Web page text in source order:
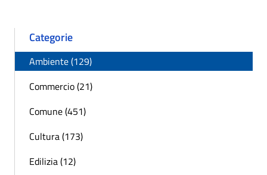
Categorie
Ambiente (129)
Commercio (21)
Comune (451)
Cultura (173)
Edilizia (12)